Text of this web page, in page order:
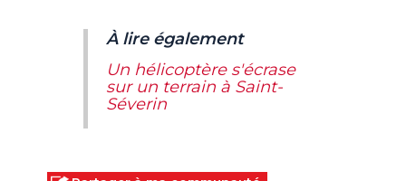
À lire également
Un hélicoptère s'écrase
sur un terrain à Saint-
Séverin